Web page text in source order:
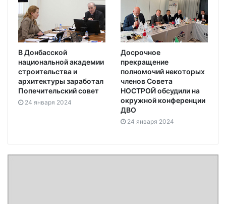
В Донбасской
национальной академии
строительства и
архитектуры заработал
Попечительский совет
24 января 2024
Досрочное
прекращение
полномочий некоторых
членов Совета
НОСТРОЙ обсудили на
окружной конференции
ДВО
24 января 2024